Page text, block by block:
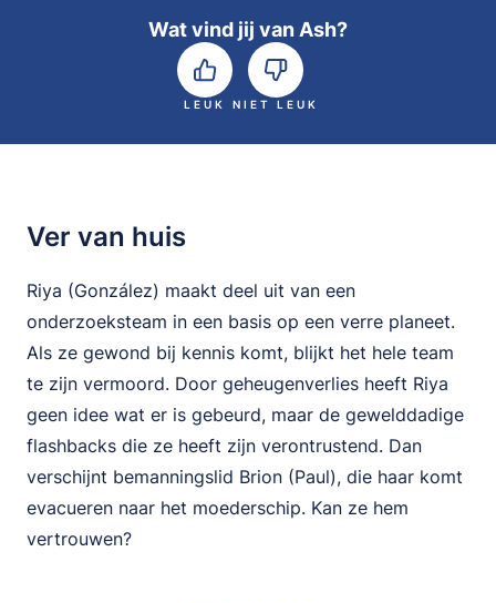
Wat vind jij van Ash?
LEUK NIET LEUK
Ver van huis
Riya (González) maakt deel uit van een
onderzoeksteam in een basis op een verre planeet.
Als ze gewond bij kennis komt, blijkt het hele team
te zijn vermoord. Door geheugenverlies heeft Riya
geen idee wat er is gebeurd, maar de gewelddadige
flashbacks die ze heeft zijn verontrustend. Dan
verschijnt bemanningslid Brion (Paul), die haar komt
evacueren naar het moederschip. Kan ze hem
vertrouwen?